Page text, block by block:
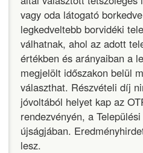
vagy oda látogató
legkedveltebb borvidéki
válhatnak, ahol az adott
értékben és arányaiban a
megjelölt időszakon belül
választhat. Részvételi díj
jóvoltából helyet kap az
rendezvényén, a
újságjában.
lesz.